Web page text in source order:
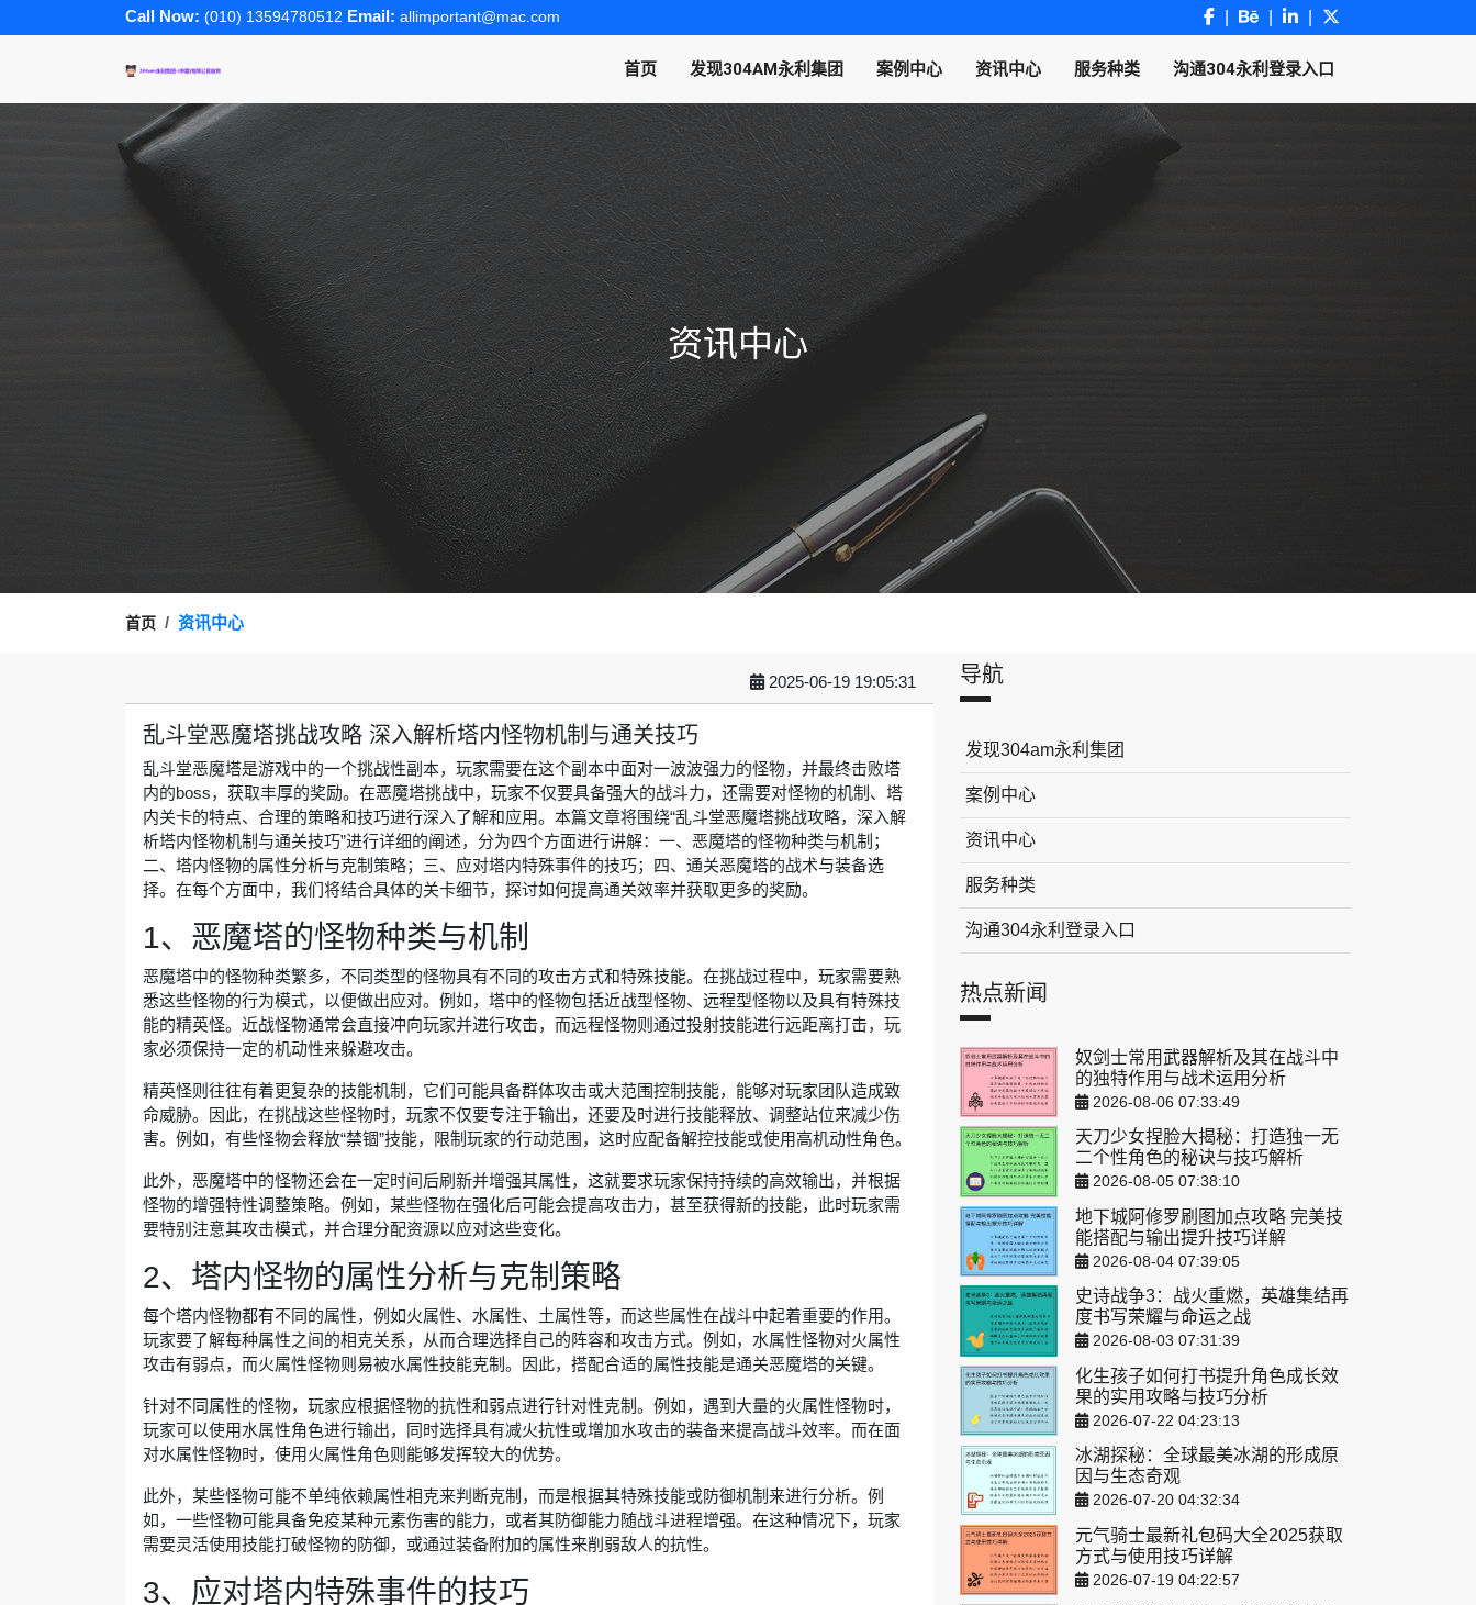
Call Now: (010) 13594780512 Email: allimportant@mac.com
首页 发现304AM永利集团 案例中心 资讯中心 服务种类 沟通304永利登录入口
资讯中心
首页 资讯中心
2025-06-19 19:05:31
乱斗堂恶魔塔挑战攻略 深入解析塔内怪物机制与通关技巧
乱斗堂恶魔塔是游戏中的一个挑战性副本，玩家需要在这个副本中面对一波波强力的怪物，并最终击败塔
内的boss，获取丰厚的奖励。在恶魔塔挑战中，玩家不仅要具备强大的战斗力，还需要对怪物的机制、塔
内关卡的特点、合理的策略和技巧进行深入了解和应用。本篇文章将围绕“乱斗堂恶魔塔挑战攻略，深入解
析塔内怪物机制与通关技巧”进行详细的阐述，分为四个方面进行讲解：一、恶魔塔的怪物种类与机制；
二、塔内怪物的属性分析与克制策略；三、应对塔内特殊事件的技巧；四、通关恶魔塔的战术与装备选
择。在每个方面中，我们将结合具体的关卡细节，探讨如何提高通关效率并获取更多的奖励。
1、恶魔塔的怪物种类与机制
恶魔塔中的怪物种类繁多，不同类型的怪物具有不同的攻击方式和特殊技能。在挑战过程中，玩家需要熟
悉这些怪物的行为模式，以便做出应对。例如，塔中的怪物包括近战型怪物、远程型怪物以及具有特殊技
能的精英怪。近战怪物通常会直接冲向玩家并进行攻击，而远程怪物则通过投射技能进行远距离打击，玩
家必须保持一定的机动性来躲避攻击。
精英怪则往往有着更复杂的技能机制，它们可能具备群体攻击或大范围控制技能，能够对玩家团队造成致
命威胁。因此，在挑战这些怪物时，玩家不仅要专注于输出，还要及时进行技能释放、调整站位来减少伤
害。例如，有些怪物会释放“禁锢”技能，限制玩家的行动范围，这时应配备解控技能或使用高机动性角色。
此外，恶魔塔中的怪物还会在一定时间后刷新并增强其属性，这就要求玩家保持持续的高效输出，并根据
怪物的增强特性调整策略。例如，某些怪物在强化后可能会提高攻击力，甚至获得新的技能，此时玩家需
要特别注意其攻击模式，并合理分配资源以应对这些变化。
2、塔内怪物的属性分析与克制策略
每个塔内怪物都有不同的属性，例如火属性、水属性、土属性等，而这些属性在战斗中起着重要的作用。
玩家要了解每种属性之间的相克关系，从而合理选择自己的阵容和攻击方式。例如，水属性怪物对火属性
攻击有弱点，而火属性怪物则易被水属性技能克制。因此，搭配合适的属性技能是通关恶魔塔的关键。
针对不同属性的怪物，玩家应根据怪物的抗性和弱点进行针对性克制。例如，遇到大量的火属性怪物时，
玩家可以使用水属性角色进行输出，同时选择具有减火抗性或增加水攻击的装备来提高战斗效率。而在面
对水属性怪物时，使用火属性角色则能够发挥较大的优势。
此外，某些怪物可能不单纯依赖属性相克来判断克制，而是根据其特殊技能或防御机制来进行分析。例
如，一些怪物可能具备免疫某种元素伤害的能力，或者其防御能力随战斗进程增强。在这种情况下，玩家
需要灵活使用技能打破怪物的防御，或通过装备附加的属性来削弱敌人的抗性。
3、应对塔内特殊事件的技巧
导航
发现304am永利集团
案例中心
资讯中心
服务种类
沟通304永利登录入口
热点新闻
奴剑士常用武器解析及其在战斗中
的独特作用与战术运用分析
2026-08-06 07:33:49
天刀少女捏脸大揭秘：打造独一无
二个性角色的秘诀与技巧解析
2026-08-05 07:38:10
地下城阿修罗刷图加点攻略 完美技
能搭配与输出提升技巧详解
2026-08-04 07:39:05
史诗战争3：战火重燃，英雄集结再
度书写荣耀与命运之战
2026-08-03 07:31:39
化生孩子如何打书提升角色成长效
果的实用攻略与技巧分析
2026-07-22 04:23:13
冰湖探秘：全球最美冰湖的形成原
因与生态奇观
2026-07-20 04:32:34
元气骑士最新礼包码大全2025获取
方式与使用技巧详解
2026-07-19 04:22:57